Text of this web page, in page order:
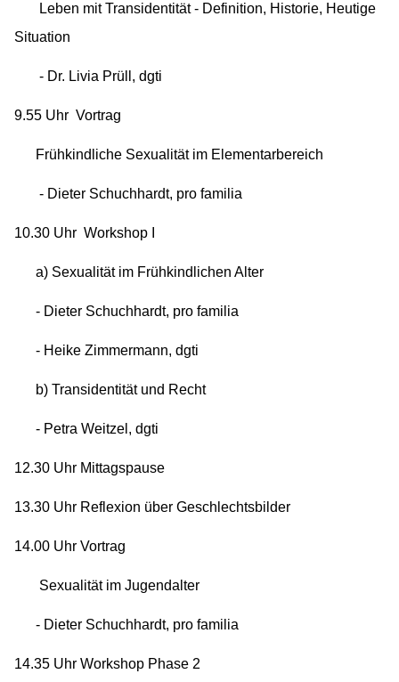
Leben mit Transidentität - Definition, Historie, Heutige
Situation
- Dr. Livia Prüll, dgti
9.55 Uhr Vortrag
Frühkindliche Sexualität im Elementarbereich
- Dieter Schuchhardt, pro familia
10.30 Uhr Workshop I
a) Sexualität im Frühkindlichen Alter
- Dieter Schuchhardt, pro familia
- Heike Zimmermann, dgti
b) Transidentität und Recht
- Petra Weitzel, dgti
12.30 Uhr Mittagspause
13.30 Uhr Reflexion über Geschlechtsbilder
14.00 Uhr Vortrag
Sexualität im Jugendalter
- Dieter Schuchhardt, pro familia
14.35 Uhr Workshop Phase 2